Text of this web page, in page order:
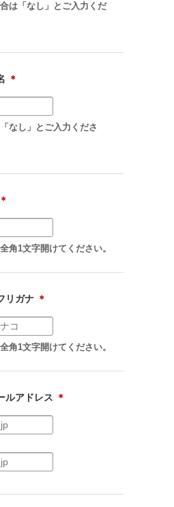
は「なし」とご入力くだ
＊
なし」とご入力くださ
＊
角1文字開けてください。
リガナ ＊
角1文字開けてください。
ルアドレス ＊